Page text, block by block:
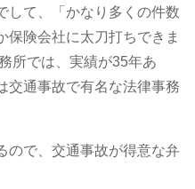
して、「かなり多くの件数
保険会社に太刀打ちできま
所では、実績が35年あ
交通事故で有名な法律事務
ので、交通事故が得意な弁